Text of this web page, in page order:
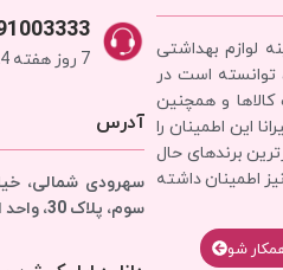
لوازم بهداشتی
توانسته است در
و همچنین
این اطمینان را
برندهای حال
اطمینان داشته
شو
7 روز هفته 24 ساعته
آدرس
سهرودی شمالی،
سوم، پلاک 30، واحد انبار